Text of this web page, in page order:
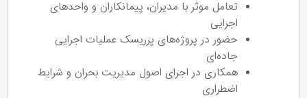
تعامل موثر با مدیران، پیمانکاران و واحدهای
اجرایی
حضور در پروژه‌های پرریسک عملیات اجرایی
جاده‌ای
همکاری در اجرای اصول مدیریت بحران و شرایط
اضطراری